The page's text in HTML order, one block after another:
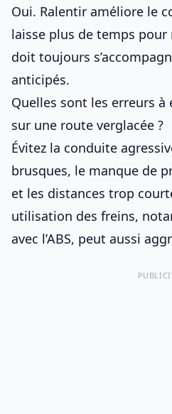
Oui. Ralentir améliore le
laisse plus de temps
doit toujours
anticipés.
Quelles sont les erreurs
sur une route verglacée ?
Évitez la conduite
brusques, le manque de
et les distances trop
utilisation des freins,
avec l’ABS, peut aussi